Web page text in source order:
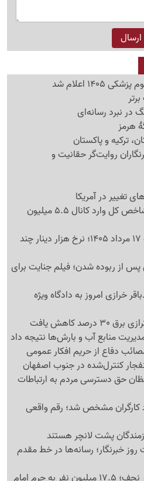
اعلام شد
در نبرد رسانه‌ای
هرمز
ترکیه و پاکستان
روایت‌گر حقانیت و
تغییر در آمریکا
رکوردشکنی تاریخی بورس؛ شاخص کل وارد کانال 5.5 میلیون
قیمت دینار عراق امروز شنبه 17 مرداد 1405؛ نرخ هزار دینار چند
از ربوده شدن؛ فیلم جنایت برای
خرازی امروز به دادگاه ویژه
کاهش یافت
مدیریت منابع آب و بارش‌ها نتیجه داد
دفاع از حریم افکار عمومی
کنترل‌شده در جنوب اصفهان
حق دسترسی مردم به ارتباطات
کارگران مشخص شد؛ رقم واقعی
پشت لانچر هستند
روز خبرنگار؛ رسانه‌ها در خط مقدم
رکورد حضور زائران اربعین در نجف؛ 17.5 میلیون نفر به حرم امام